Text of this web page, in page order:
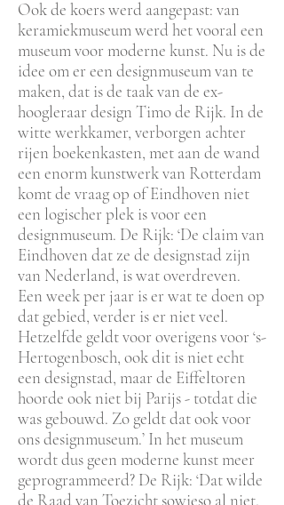
Ook de koers werd aangepast: van
keramiekmuseum werd het vooral een
museum voor moderne kunst. Nu is de
idee om er een designmuseum van te
maken, dat is de taak van de ex-
hoogleraar design Timo de Rijk. In de
witte werkkamer, verborgen achter
rijen boekenkasten, met aan de wand
een enorm kunstwerk van Rotterdam
komt de vraag op of Eindhoven niet
een logischer plek is voor een
designmuseum. De Rijk: ‘De claim van
Eindhoven dat ze de designstad zijn
van Nederland, is wat overdreven.
Een week per jaar is er wat te doen op
dat gebied, verder is er niet veel.
Hetzelfde geldt voor overigens voor ‘s-
Hertogenbosch, ook dit is niet echt
een designstad, maar de Eiffeltoren
hoorde ook niet bij Parijs - totdat die
was gebouwd. Zo geldt dat ook voor
ons designmuseum.’ In het museum
wordt dus geen moderne kunst meer
geprogrammeerd? De Rijk: ‘Dat wilde
de Raad van Toezicht sowieso al niet,